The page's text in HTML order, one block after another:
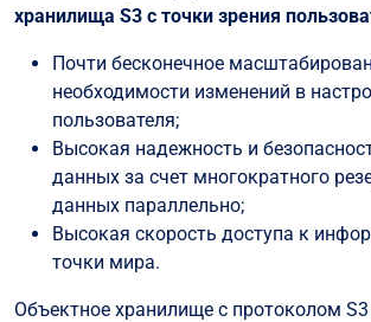
хранилища S3 с точки зрения
Почти бесконечное
необходимости изменений в
пользователя;
Высокая надежность и
данных за счет многократного
данных параллельно;
Высокая скорость доступа к
точки мира.
Объектное хранилище с протоколом